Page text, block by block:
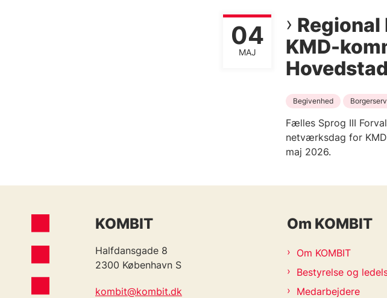
KMD-
04
MAJ
Begivenhed
Fælles Sprog III
netværksdag for
maj 2026.
KOMBIT
Halfdansgade 8
2300 København S
kombit@kombit.dk
Om KOMBIT
Om KOMBIT
Bestyrelse og
Medarbejdere